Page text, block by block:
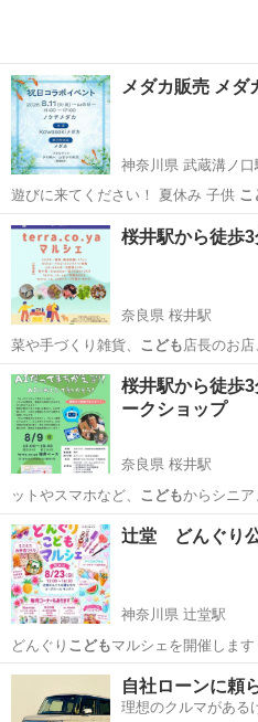
メダカ販売 メダ
神奈川県 武蔵溝ノ口
遊びに来てください！ 夏休み 子供 こ
リウム 溝…
神奈川 川崎市 武蔵溝ノ口駅
桜井駅から徒歩
奈良県 桜井駅
菜や手づくり雑貨、 こども店長のお
どもからおとなまでの挑…
奈良 桜井市 桜井駅 地域/
桜井駅から徒歩
ークショップ
奈良県 桜井駅
ットやスマホなど、 こどもからシニ
ども向けプログラミング…
奈良 桜井市 桜井駅 地域/
辻堂 どんぐり
神奈川県 辻堂駅
どんぐり こどもマルシェを開催しま
神奈川 茅ヶ崎市 ワ
自社ローンに頼
理想のクルマがある